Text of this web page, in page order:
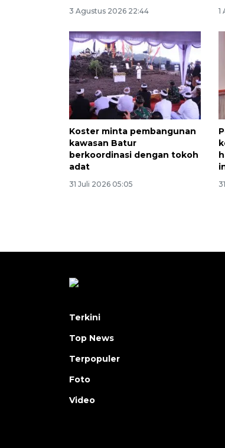
3 Agustus 2026 22:44 1
Koster minta pembangunan
kawasan Batur
berkoordinasi dengan tokoh
adat
31 Juli 2026 05:05
Terkini
Top News
Terpopuler
Foto
Video